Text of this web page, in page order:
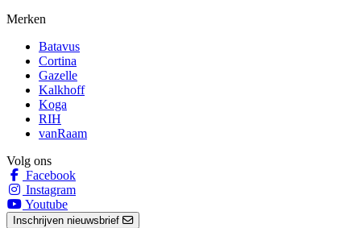
Merken
Batavus
Cortina
Gazelle
Kalkhoff
Koga
RIH
vanRaam
Volg ons
Facebook
Instagram
Youtube
Inschrijven nieuwsbrief